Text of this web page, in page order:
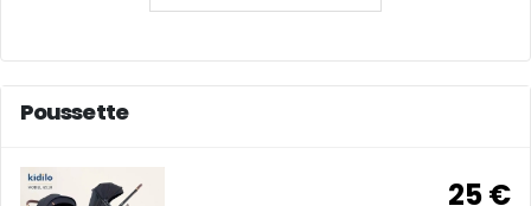
Poussette
25 €